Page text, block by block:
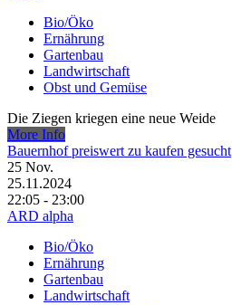
Bio/Öko
Ernährung
Gartenbau
Landwirtschaft
Obst und Gemüse
Die Ziegen kriegen eine neue Weide
More Info
Bauernhof preiswert zu kaufen gesucht
25 Nov.
25.11.2024
22:05 - 23:00
ARD alpha
Bio/Öko
Ernährung
Gartenbau
Landwirtschaft